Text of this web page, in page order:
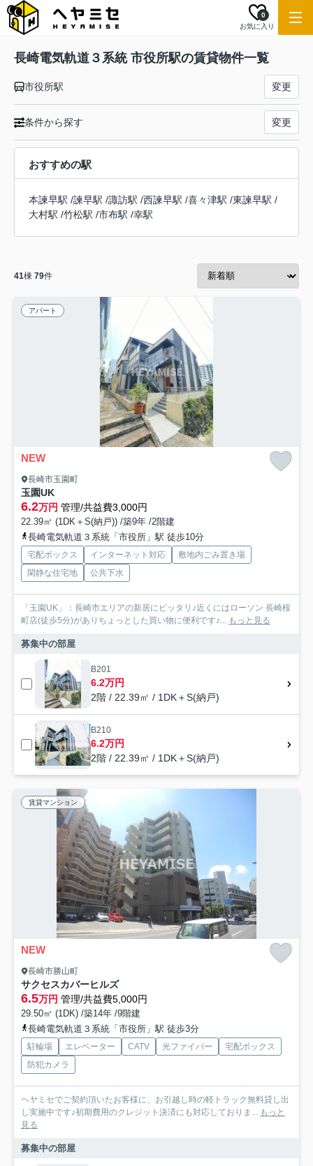
お気に入り
0
長崎電気軌道３系統 市役所駅の賃貸物件一覧
市役所駅 変更
条件から探す 変更
おすすめの駅
本諫早駅 /諫早駅 /諏訪駅 /西諫早駅 /喜々津駅 /東諫早駅 /
大村駅 /竹松駅 /市布駅 /幸駅
41棟 79件
アパート
NEW
長崎市玉園町
玉園UK
6.2万円 管理/共益費3,000円
22.39㎡ (1DK＋S(納戸)) /築9年 /2階建
長崎電気軌道３系統「市役所」駅 徒歩10分
宅配ボックス インターネット対応
敷地内ごみ置き場
閑静な住宅地
公共下水
「玉園UK」：長崎市エリアの新居にピッタリ♪近くにはローソン 長崎桜
町店(徒歩5分)がありちょっとした買い物に便利です♪... もっと見る
募集中の部屋
B201
6.2万円
2階 / 22.39㎡ / 1DK＋S(納戸)
B210
6.2万円
2階 / 22.39㎡ / 1DK＋S(納戸)
賃貸マンション
NEW
長崎市勝山町
サクセスカバーヒルズ
6.5万円 管理/共益費5,000円
29.50㎡ (1DK) /築14年 /9階建
長崎電気軌道３系統「市役所」駅 徒歩3分
駐輪場 エレベーター CATV 光ファイバー
宅配ボックス
防犯カメラ
ヘヤミセでご契約頂いたお客様に、お引越し時の軽トラック無料貸し出
し実施中です♪初期費用のクレジット決済にも対応しておりま... もっと
見る
募集中の部屋